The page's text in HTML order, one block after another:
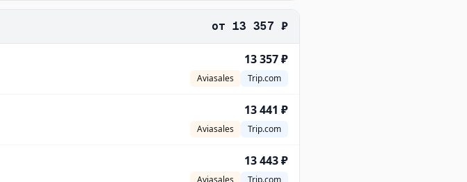
от 13 357 ₽
13 357 ₽
Aviasales Trip.com
13 441 ₽
Aviasales Trip.com
13 443 ₽
Aviasales Trip.com